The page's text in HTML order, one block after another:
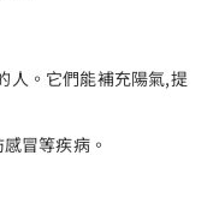
人。它們能補充陽氣,提
冒等疾病。